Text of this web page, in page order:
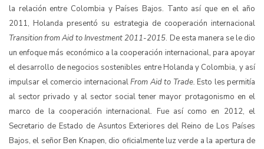
la relación entre Colombia y Países Bajos. Tanto así que en el año
2011, Holanda presentó su estrategia de cooperación internacional
Transition from Aid to Investment 2011-2015. De esta manera se le dio
un enfoque más económico a la cooperación internacional, para apoyar
el desarrollo de negocios sostenibles entre Holanda y Colombia, y así
impulsar el comercio internacionalFrom Aid to Trade. Esto les permitía
al sector privado y al sector social tener mayor protagonismo en el
marco de la cooperación internacional. Fue así como en 2012, el
Secretario de Estado de Asuntos Exteriores del Reino de Los Países
Bajos, el señor Ben Knapen, dio oficialmente luz verde a la apertura de